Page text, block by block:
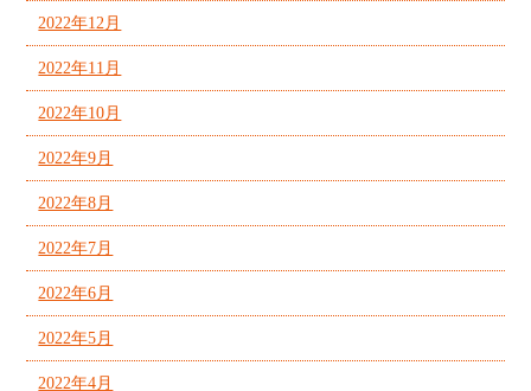
2022年12月
2022年11月
2022年10月
2022年9月
2022年8月
2022年7月
2022年6月
2022年5月
2022年4月